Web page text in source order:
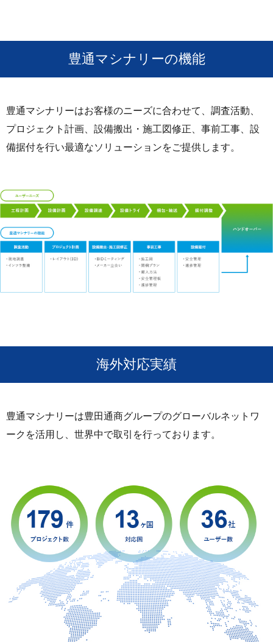
豊通マシナリーの機能
豊通マシナリーはお客様のニーズに合わせて、調査活動、
プロジェクト計画、設備搬出・施工図修正、事前工事、設
備据付を行い最適なソリューションをご提供します。
海外対応実績
豊通マシナリーは豊田通商グループのグローバルネットワ
ークを活用し、世界中で取引を行っております。